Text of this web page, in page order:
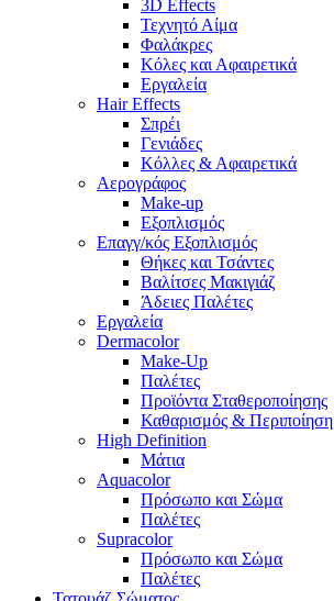
3D Effects
Τεχνητό Αίμα
Φαλάκρες
Κόλες και Αφαιρετικά
Εργαλεία
Hair Effects
Σπρέι
Γενιάδες
Κόλλες & Αφαιρετικά
Αερογράφος
Make-up
Εξοπλισμός
Επαγγ/κός Εξοπλισμός
Θήκες και Τσάντες
Βαλίτσες Μακιγιάζ
Άδειες Παλέτες
Εργαλεία
Dermacolor
Make-Up
Παλέτες
Προϊόντα Σταθεροποίησης
Καθαρισμός & Περιποίηση
High Definition
Μάτια
Aquacolor
Πρόσωπο και Σώμα
Παλέτες
Supracolor
Πρόσωπο και Σώμα
Παλέτες